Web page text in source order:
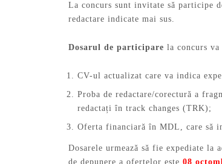
La concurs sunt invitate să participe
redactare indicate mai sus.
Dosarul de participare la concurs va
CV-ul actualizat care va indica
Proba de redactare/corectură a
redactați în track changes (TRK);
Oferta financiară în MDL, care să
Dosarele urmează să fie expediate la
de depunere a ofertelor este 08